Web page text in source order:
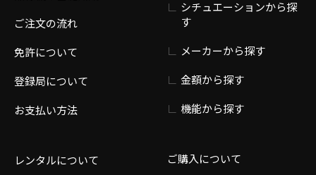
ご注文の流れ
免許について
登録局について
お支払い方法
レンタルについて
シチュエーションから探
す
メーカーから探す
金額から探す
機能から探す
ご購入について